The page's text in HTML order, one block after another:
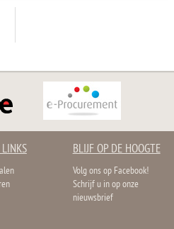
BLIJF OP DE HOOGTE
Volg ons op Facebook!
Schrijf u in op onze
nieuwsbrief